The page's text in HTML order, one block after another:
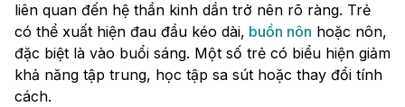
liên quan đến hệ thần kinh dần trở nên rõ ràng. Trẻ
có thể xuất hiện đau đầu kéo dài, buồn nôn hoặc nôn,
đặc biệt là vào buổi sáng. Một số trẻ có biểu hiện giảm
khả năng tập trung, học tập sa sút hoặc thay đổi tính
cách.